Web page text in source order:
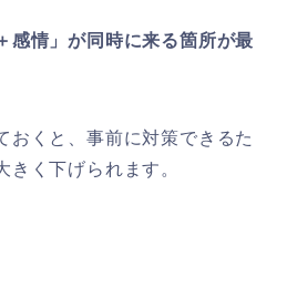
感情」が同時に来る箇所が最
おくと、事前に対策できるた
きく下げられます。